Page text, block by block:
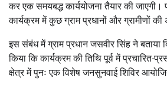
कर एक समयबद्ध कार्ययोजना तैयार की
कार्यक्रम में कुछ ग्राम प्रधानों और ग्रामीणों की
इस संबंध में ग्राम प्रधान जसवीर सिंह ने बताया
किया कि कार्यक्रम की तिथि पूर्व में प्रचारित-
क्षेत्र में पुनः एक विशेष जनसुनवाई शिविर